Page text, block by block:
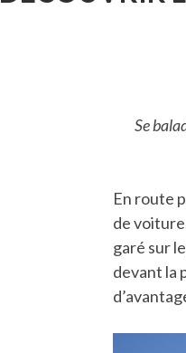
Se
En route
de
garé sur
devant la